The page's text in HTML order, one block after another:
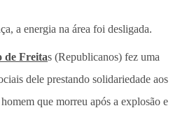
a energia na área foi desligada.
de Freitas (Republicanos) fez uma
dele prestando solidariedade aos
que morreu após a explosão e